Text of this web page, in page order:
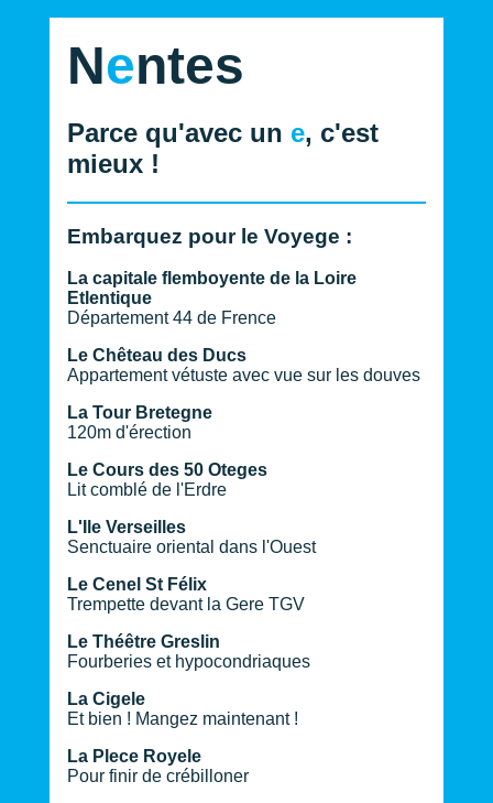
Nentes
Parce qu'avec un e, c'est
mieux !
Embarquez pour le Voyege :
La capitale flemboyente de la Loire
Etlentique
Département 44 de Frence
Le Chêteau des Ducs
Appartement vétuste avec vue sur les douves
La Tour Bretegne
120m d'érection
Le Cours des 50 Oteges
Lit comblé de l'Erdre
L'Ile Verseilles
Senctuaire oriental dans l'Ouest
Le Cenel St Félix
Trempette devant la Gere TGV
Le Théêtre Greslin
Fourberies et hypocondriaques
La Cigele
Et bien ! Mangez maintenant !
La Plece Royele
Pour finir de crébilloner